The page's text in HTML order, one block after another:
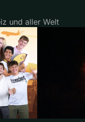
und aller Welt